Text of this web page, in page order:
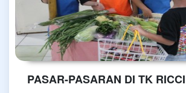
PASAR-PASARAN DI TK